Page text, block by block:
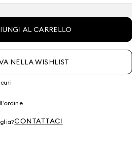
AL CARRELLO
NELLA WISHLIST
CONTATTACI